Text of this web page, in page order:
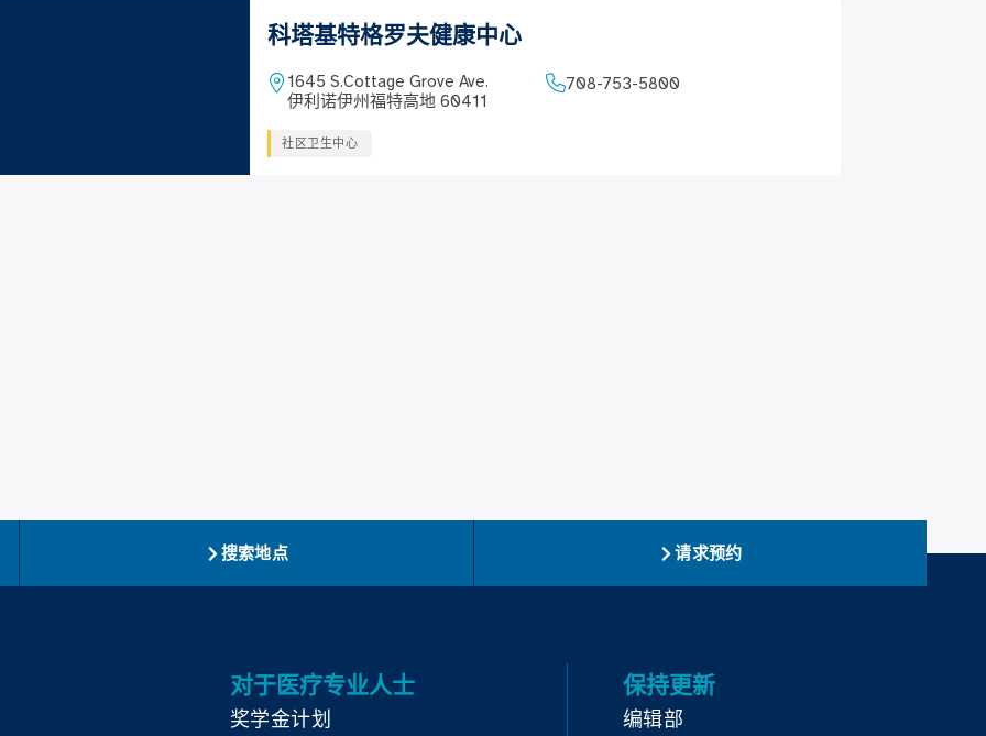
科塔基特格罗夫健康中心
1645 S.Cottage Grove Ave.
伊利诺伊州福特高地 60411
708-753-5800
社区卫生中心
搜索地点 请求预约
对于医疗专业人士
奖学金计划
保持更新
编辑部